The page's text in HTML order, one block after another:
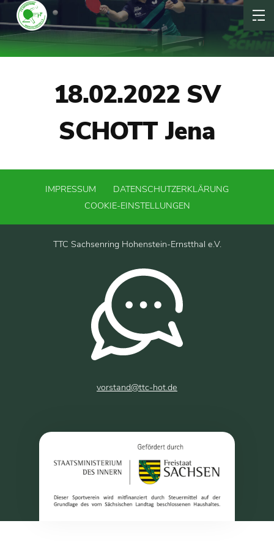
18.02.2022 SV
SCHOTT Jena
IMPRESSUM
DATENSCHUTZERKLÄRUNG
COOKIE-EINSTELLUNGEN
TTC Sachsenring Hohenstein-Ernstthal e.V.
vorstand@ttc-hot.de